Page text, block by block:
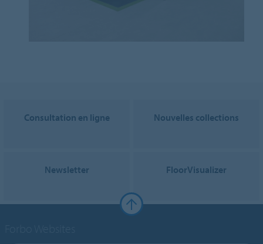
Consultation en ligne Nouvelles collections
Newsletter FloorVisualizer